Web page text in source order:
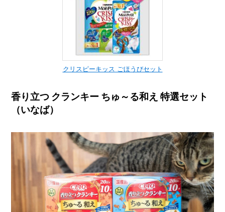
クリスピーキッス ごほうびセット
香り立つ クランキー ちゅ～る和え 特選セット
（いなば）